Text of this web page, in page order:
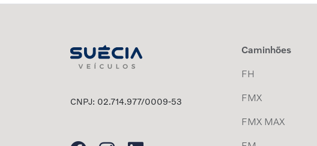
CNPJ: 02.714.977/0009-53
Caminhões
FH
FMX
FMX MAX